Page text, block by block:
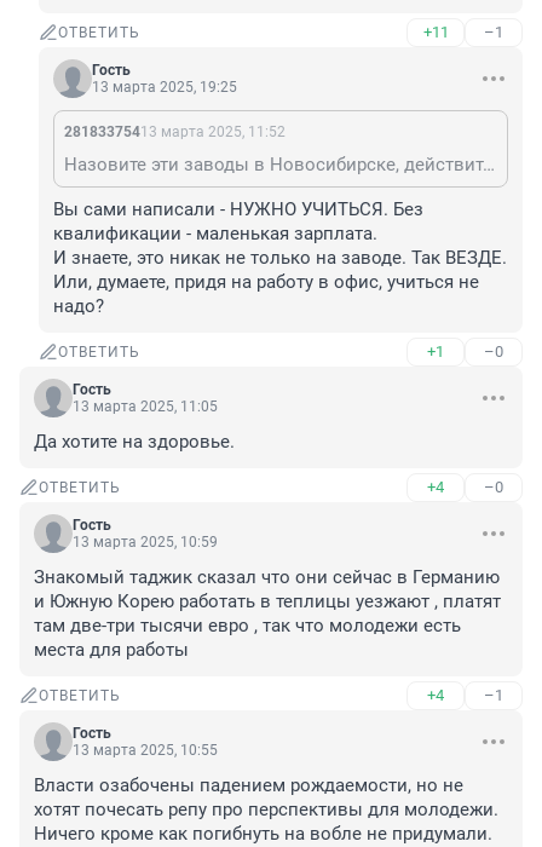
ОТВЕТИТЬ +11 –1
Гость
13 марта 2025, 19:25
28183375413 марта 2025, 11:52
Назовите эти заводы в Новосибирске, действительно интересно. Нельзя так просто взять и пойти на завод. На квалифицированного рабочего нужно учится. Без квалификации - вредная тяжелая и та же маленькая зарплата. Приелись одни и те же штампы про блогеров бездельников и стахановцев на заводе.
Вы сами написали - НУЖНО УЧИТЬСЯ. Без
квалификации - маленькая зарплата.
И знаете, это никак не только на заводе. Так ВЕЗДЕ.
Или, думаете, придя на работу в офис, учиться не
надо?
ОТВЕТИТЬ +1 –0
Гость
13 марта 2025, 11:05
Да хотите на здоровье.
ОТВЕТИТЬ +4 –0
Гость
13 марта 2025, 10:59
Знакомый таджик сказал что они сейчас в Германию
и Южную Корею работать в теплицы уезжают , платят
там две-три тысячи евро , так что молодежи есть
места для работы
ОТВЕТИТЬ +4 –1
Гость
13 марта 2025, 10:55
Власти озабочены падением рождаемости, но не
хотят почесать репу про перспективы для молодежи.
Ничего кроме как погибнуть на вобле не придумали.